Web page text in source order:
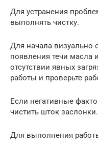
Для устранения
выполнять чистку.
Для начала визуально
появления течи масла
отсутствии явных
работы и проверьте
Если негативные
чистить шток заслонки.
Для выполнения